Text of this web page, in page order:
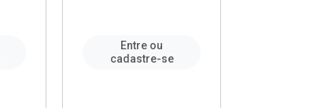
Entre ou
cadastre-se